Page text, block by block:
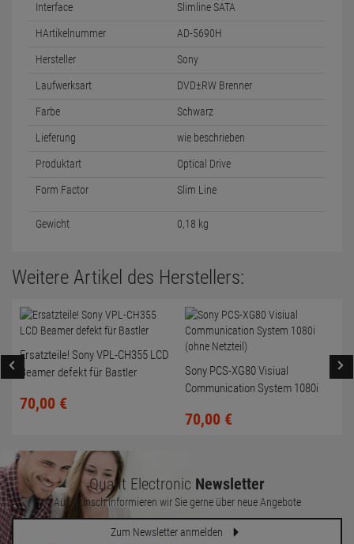
Interface Slimline SATA
HArtikelnummer AD-5690H
Hersteller Sony
Laufwerksart DVD±RW Brenner
Farbe Schwarz
Lieferung wie beschrieben
Produktart Optical Drive
Form Factor Slim Line
Gewicht 0,18 kg
Weitere Artikel des Herstellers:
Ersatzteile! Sony VPL-CH355 LCD
Beamer defekt für Bastler
70,00 €
Sony PCS-XG80 Visiual
Communication System 1080i
70,00 €
Quant Electronic Newsletter
Auf Wunsch informieren wir Sie gerne über neue Angebote
Zum Newsletter anmelden